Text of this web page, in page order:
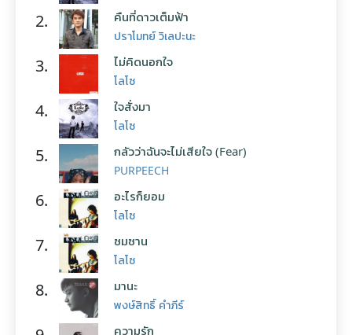
2. คืนที่ดาวเต็มฟ้า
ปราโมทย์ วิเลปะนะ
3. ไม่คิดนอกใจ
โลโซ
4. ใจสั่งมา
โลโซ
5. กลัวว่าฉันจะไม่เสียใจ (Fear)
PURPEECH
6. อะไรก็ยอม
โลโซ
7. ซมซาน
โลโซ
8. มานะ
พงษ์สิทธิ์ คำภีร์
ความรัก